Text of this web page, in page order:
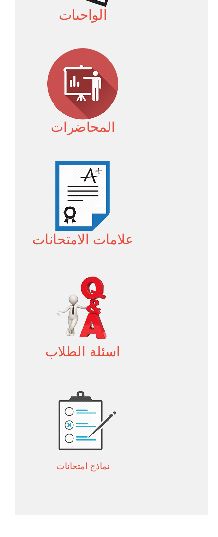
الواجبات
المحاضرات
علامات الامتحانات
اسئلة الطلاب
نماذج امتحانات